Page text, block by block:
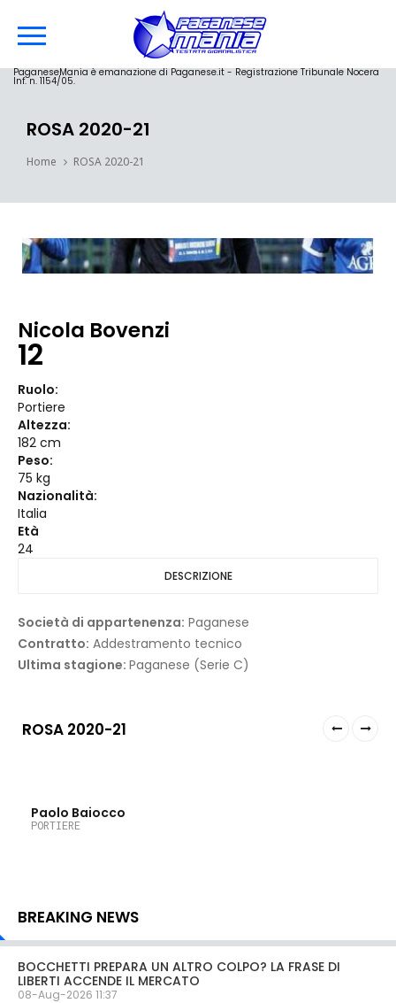
PaganeseMania è emanazione di Paganese.it - Registrazione Tribunale Nocera
Inf. n. 1154/05.
ROSA 2020-21
Home ROSA 2020-21
Nicola Bovenzi
12
Ruolo:
Portiere
Altezza:
182 cm
Peso:
75 kg
Nazionalità:
Italia
Età
24
DESCRIZIONE
Società di appartenenza: Paganese
Contratto: Addestramento tecnico
Ultima stagione: Paganese (Serie C)
ROSA 2020-21
Paolo Baiocco
PORTIERE
BREAKING NEWS
BOCCHETTI PREPARA UN ALTRO COLPO? LA FRASE DI
LIBERTI ACCENDE IL MERCATO
08-Aug-2026 11:37